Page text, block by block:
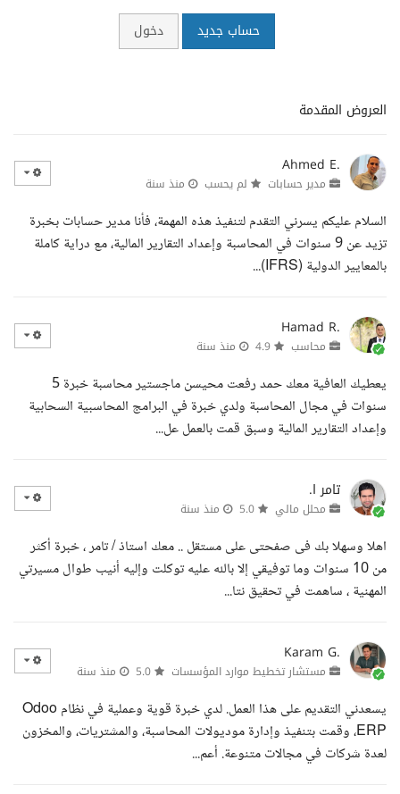
حساب جديد دخول
العروض المقدمة
Ahmed E.
مدير حسابات لم يحسب منذ سنة
السلام عليكم يسرني التقدم لتنفيذ هذه المهمة، فأنا مدير حسابات بخبرة
تزيد عن 9 سنوات في المحاسبة وإعداد التقارير المالية، مع دراية كاملة
بالمعايير الدولية (IFRS)...
Hamad R.
محاسب منذ سنة
يعطيك العافية معك حمد رفعت محيسن ماجستير محاسبة خبرة 5
سنوات في مجال المحاسبة ولدي خبرة في البرامج المحاسبية السحابية
وإعداد التقارير المالية وسبق قمت بالعمل عل...
تامر ا.
محلل مالي منذ سنة
اهلا وسهلا بك فى صفحتى على مستقل .. معك استاذ / تامر ، خبرة أكثر
من 10 سنوات وما توفيقي إلا بالله عليه توكلت وإليه أنيب طوال مسيرتي
المهنية ، ساهمت في تحقيق نتا...
Karam G.
مستشار تخطيط موارد المؤسسات منذ سنة
يسعدني التقديم على هذا العمل. لدي خبرة قوية وعملية في نظام Odoo
ERP، وقمت بتنفيذ وإدارة موديولات المحاسبة، والمشتريات، والمخزون
لعدة شركات في مجالات متنوعة. أعم...